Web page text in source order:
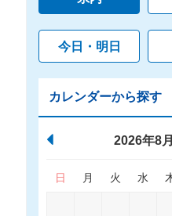
今日・明日
カレンダーから探す
2026年8月
日 月 火 水